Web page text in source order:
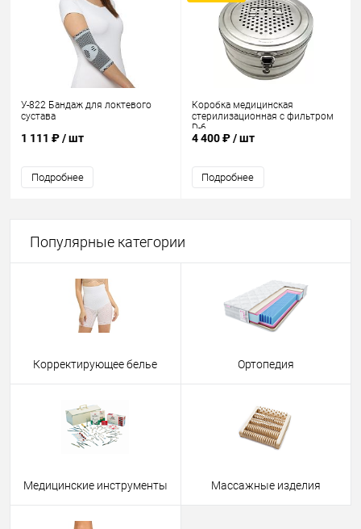
У-822 Бандаж для локтевого
сустава
1 111 ₽/ шт
Подробнее
Коробка медицинская
стерилизационная с фильтром
D-6
4 400 ₽/ шт
Подробнее
Популярные категории
Корректирующее белье Ортопедия
Медицинские инструменты Массажные изделия